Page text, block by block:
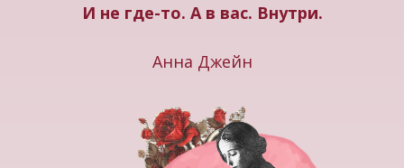
И не где-то. А в вас. Внутри.
Анна Джейн